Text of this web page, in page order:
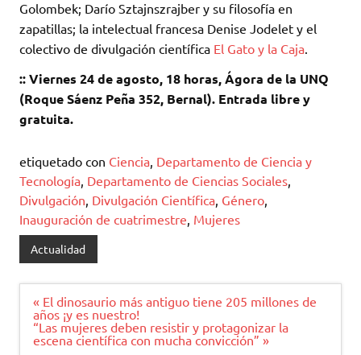
Golombek; Darío Sztajnszrajber y su filosofía en
zapatillas; la intelectual francesa Denise Jodelet y el
colectivo de divulgación científica El Gato y la Caja
:: Viernes 24 de agosto, 18 horas, Ágora de la UNQ
(Roque Sáenz Peña 352, Bernal). Entrada libre y
gratuita.
etiquetado con Ciencia Departamento de Ciencia y
Tecnología Departamento de Ciencias Sociales
Divulgación Divulgación Científica Género
Inauguración de cuatrimestre Mujeres
Actualidad
Navegación
de
entradas
« El dinosaurio más antiguo tiene 205 millones de
años ¡y es nuestro!
“Las mujeres deben resistir y protagonizar la
escena científica con mucha convicción” »